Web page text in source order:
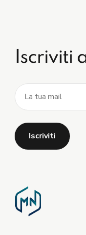
Iscriviti